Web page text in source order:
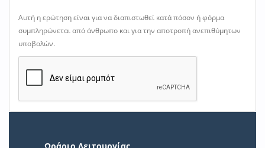
Αυτή η ερώτηση είναι για να διαπιστωθεί κατά πόσον ή φόρμα
συμπληρώνεται από άνθρωπο και για την αποτροπή ανεπιθύμητων
υποβολών.